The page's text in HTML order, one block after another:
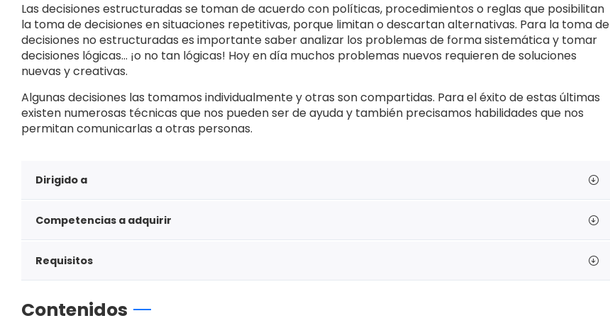
Las decisiones estructuradas se toman de acuerdo con políticas, procedimientos o reglas que posibilitan
la toma de decisiones en situaciones repetitivas, porque limitan o descartan alternativas. Para la toma de
decisiones no estructuradas es importante saber analizar los problemas de forma sistemática y tomar
decisiones lógicas… ¡o no tan lógicas! Hoy en día muchos problemas nuevos requieren de soluciones
nuevas y creativas.
Algunas decisiones las tomamos individualmente y otras son compartidas. Para el éxito de estas últimas
existen numerosas técnicas que nos pueden ser de ayuda y también precisamos habilidades que nos
permitan comunicarlas a otras personas.
Dirigido a
Competencias a adquirir
Requisitos
Contenidos